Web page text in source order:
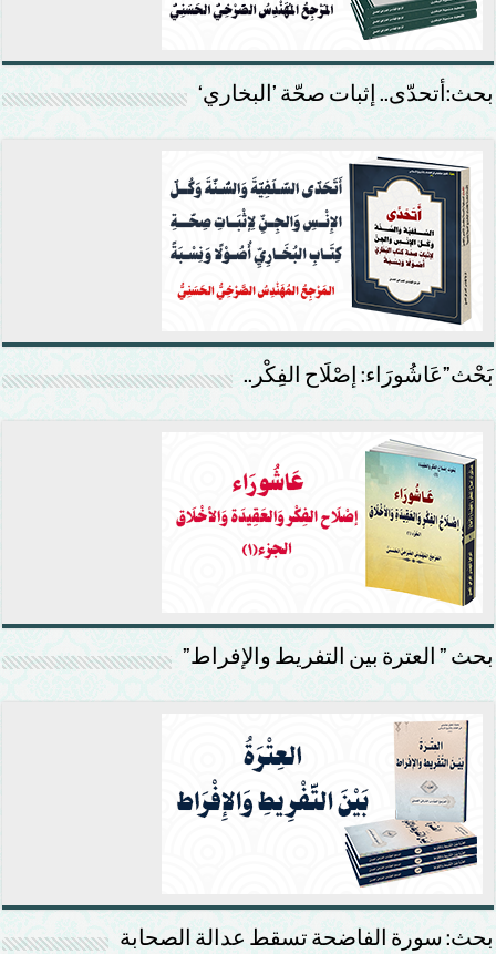
بحث:أتحدّى.. إثبات صحّة ’البخاري‘
بَحْث”عَاشُورَاء: إصْلَاح الفِكْر..
بحث ” العترة بين التفريط والإفراط”
بحث: سورة الفاضحة تسقط عدالة الصحابة